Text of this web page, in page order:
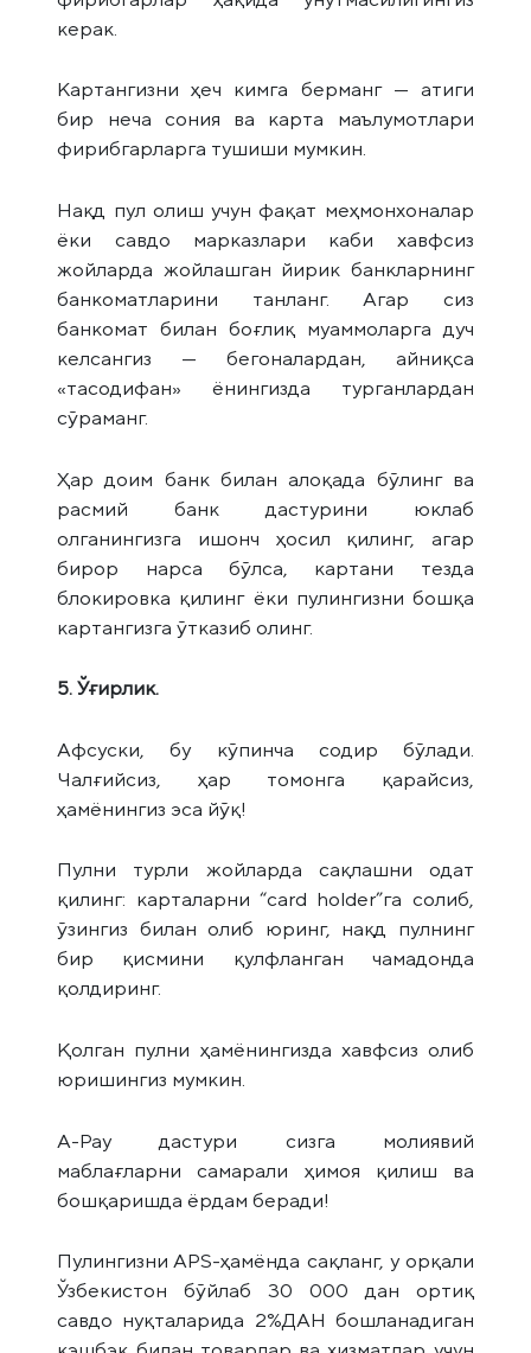
керак.
Картангизни ҳеч кимга берманг — атиги
бир неча сония ва карта маълумотлари
фирибгарларга тушиши мумкин.
Нақд пул олиш учун фақат меҳмонхоналар
ёки савдо марказлари каби хавфсиз
жойларда жойлашган йирик банкларнинг
банкоматларини танланг. Агар сиз
банкомат билан боғлиқ муаммоларга дуч
келсангиз — бегоналардан, айниқса
«тасодифан» ёнингизда турганлардан
сўраманг.
Ҳар доим банк билан алоқада бўлинг ва
расмий банк дастурини юклаб
олганингизга ишонч ҳосил қилинг, агар
бирор нарса бўлса, картани тезда
блокировка қилинг ёки пулингизни бошқа
картангизга ўтказиб олинг.
5. Ўғирлик.
Афсуски, бу кўпинча содир бўлади.
Чалғийсиз, ҳар томонга қарайсиз,
ҳамёнингиз эса йўқ!
Пулни турли жойларда сақлашни одат
қилинг: карталарни “card holder”га солиб,
ўзингиз билан олиб юринг, нақд пулнинг
бир қисмини қулфланган чамадонда
қолдиринг.
Қолган пулни ҳамёнингизда хавфсиз олиб
юришингиз мумкин.
А-Pay дастури сизга молиявий
маблағларни самарали ҳимоя қилиш ва
бошқаришда ёрдам беради!
Пулингизни АPS-ҳамёнда сақланг, у орқали
Ўзбекистон бўйлаб 30 000 дан ортиқ
савдо нуқталарида 2%ДАН бошланадиган